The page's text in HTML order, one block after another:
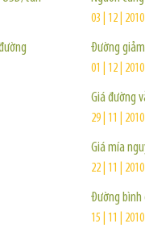
03 | 12 | 2010
Đường
01 | 12 | 2010
Giá đường
29 | 11 | 2010
Giá mía
22 | 11 | 2010
Đường bình
15 | 11 | 2010